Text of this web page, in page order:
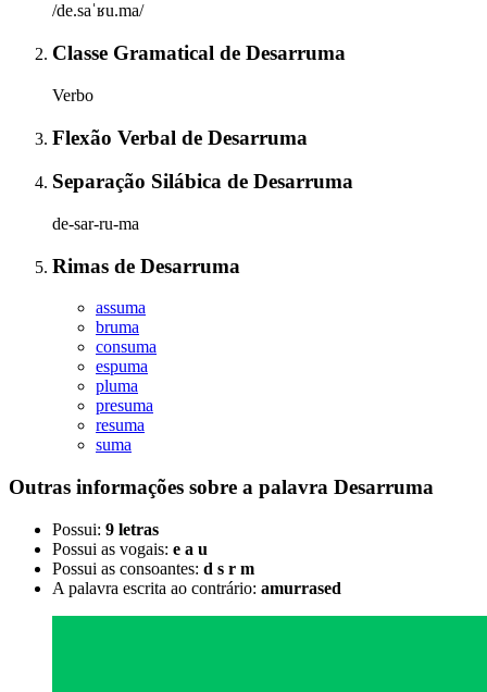
/de.saˈʁu.ma/
Classe Gramatical de Desarruma
Verbo
Flexão Verbal de Desarruma
Separação Silábica de Desarruma
de-sar-ru-ma
Rimas de Desarruma
assuma
bruma
consuma
espuma
pluma
presuma
resuma
suma
Outras informações sobre a palavra Desarruma
Possui: 9 letras
Possui as vogais: e a u
Possui as consoantes: d s r m
A palavra escrita ao contrário: amurrased